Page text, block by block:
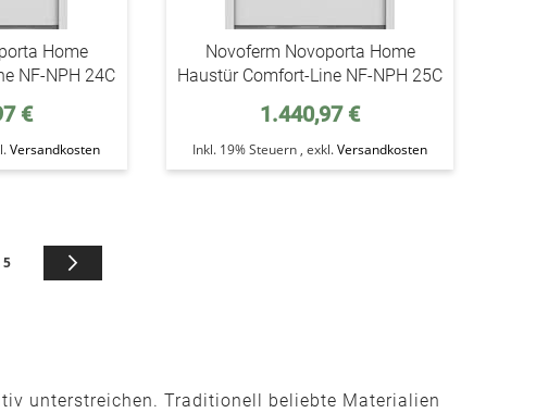
Home
NF-NPH 24C
€
Versandkosten
Novoferm Novoporta Home
Haustür Comfort-Line NF-NPH 25C
1.440,97 €
Inkl. 19% Steuern ,exkl.Versandkosten
Seite
5
unterstreichen. Traditionell beliebte Materialien